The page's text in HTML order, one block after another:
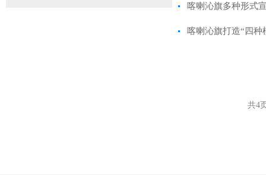
喀喇沁旗多种形式
喀喇沁旗打造“四
共4